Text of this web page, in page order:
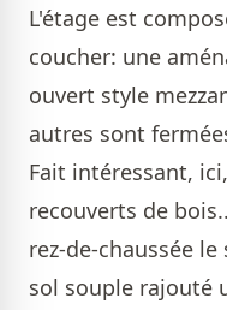
L'étage est
coucher: une
ouvert style
autres sont
Fait intéressant,
recouverts de
rez-de-chaussée
sol souple rajouté